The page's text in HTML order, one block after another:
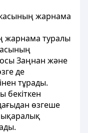
жарнама
жарнама туралы
Заңнан және
де
тұрады.
бекiткен
өзгеше